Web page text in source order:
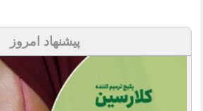
پیشنهاد امروز